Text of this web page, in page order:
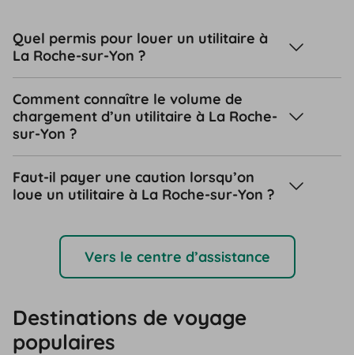
Quel permis pour louer un utilitaire à
La Roche-sur-Yon ?
Comment connaître le volume de
chargement d’un utilitaire à La Roche-
sur-Yon ?
Faut-il payer une caution lorsqu’on
loue un utilitaire à La Roche-sur-Yon ?
Vers le centre d’assistance
Destinations de voyage
populaires